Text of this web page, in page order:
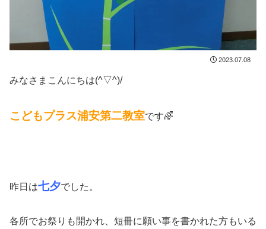
2023.07.08
みなさまこんにちは(^▽^)/
こどもプラス浦安第二教室です🌈
昨日は七夕でした。
各所でお祭りも開かれ、短冊に願い事を書かれた方もいる